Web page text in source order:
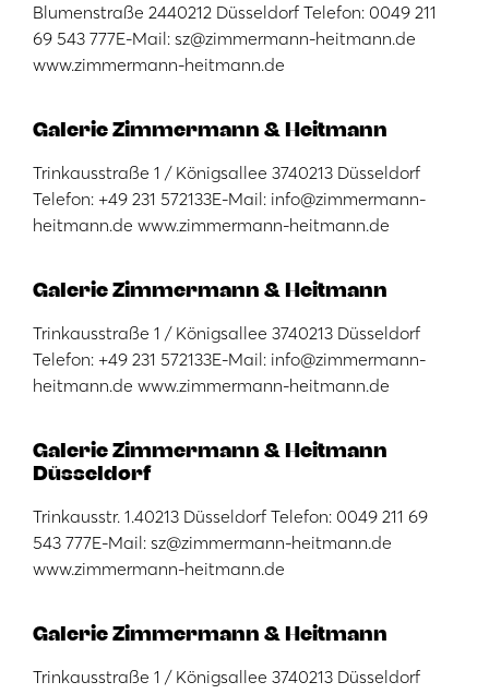
Blumenstraße 2440212 Düsseldorf Telefon: 0049 211
69 543 777E-Mail: sz@zimmermann-heitmann.de
www.zimmermann-heitmann.de
Galerie Zimmermann & Heitmann
Trinkausstraße 1 / Königsallee 3740213 Düsseldorf
Telefon: +49 231 572133E-Mail: info@zimmermann-
heitmann.de www.zimmermann-heitmann.de
Galerie Zimmermann & Heitmann
Trinkausstraße 1 / Königsallee 3740213 Düsseldorf
Telefon: +49 231 572133E-Mail: info@zimmermann-
heitmann.de www.zimmermann-heitmann.de
Galerie Zimmermann & Heitmann
Düsseldorf
Trinkausstr. 1.40213 Düsseldorf Telefon: 0049 211 69
543 777E-Mail: sz@zimmermann-heitmann.de
www.zimmermann-heitmann.de
Galerie Zimmermann & Heitmann
Trinkausstraße 1 / Königsallee 3740213 Düsseldorf